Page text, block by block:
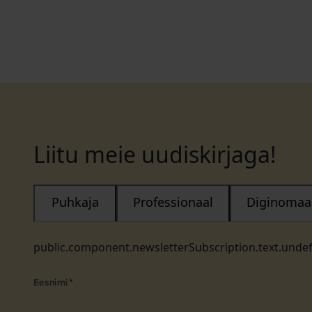
Liitu meie uudiskirjaga!
Puhkaja Professionaal
Eesnimi *